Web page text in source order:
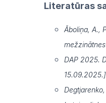
Literatūras
Āboliņa, A.,
mežzinātnes
DAP 2025.